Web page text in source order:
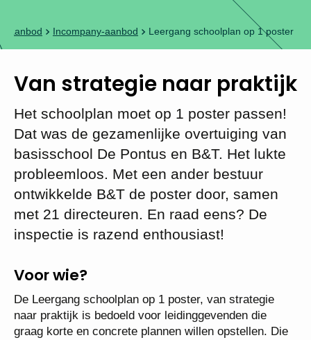
aanbod Incompany-aanbod Leergang schoolplan op 1 poster
Van strategie naar praktijk
Het schoolplan moet op 1 poster passen!
Dat was de gezamenlijke overtuiging van
basisschool De Pontus en B&T. Het lukte
probleemloos. Met een ander bestuur
ontwikkelde B&T de poster door, samen
met 21 directeuren. En raad eens? De
inspectie is razend enthousiast!
Voor wie?
De Leergang schoolplan op 1 pos­ter, van strategie
naar praktijk is bedoeld voor leidinggevenden die
graag korte en concrete plannen willen opstellen. Die